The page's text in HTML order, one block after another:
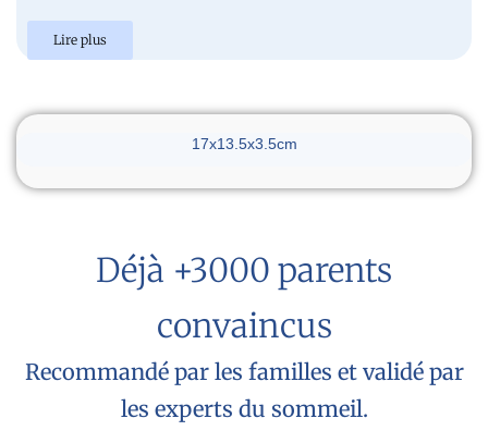
Lire plus
Dimensions du réveil
17x13.5x3.5cm
Déjà +3000 parents
convaincus
Recommandé par les familles et validé par
les experts du sommeil.